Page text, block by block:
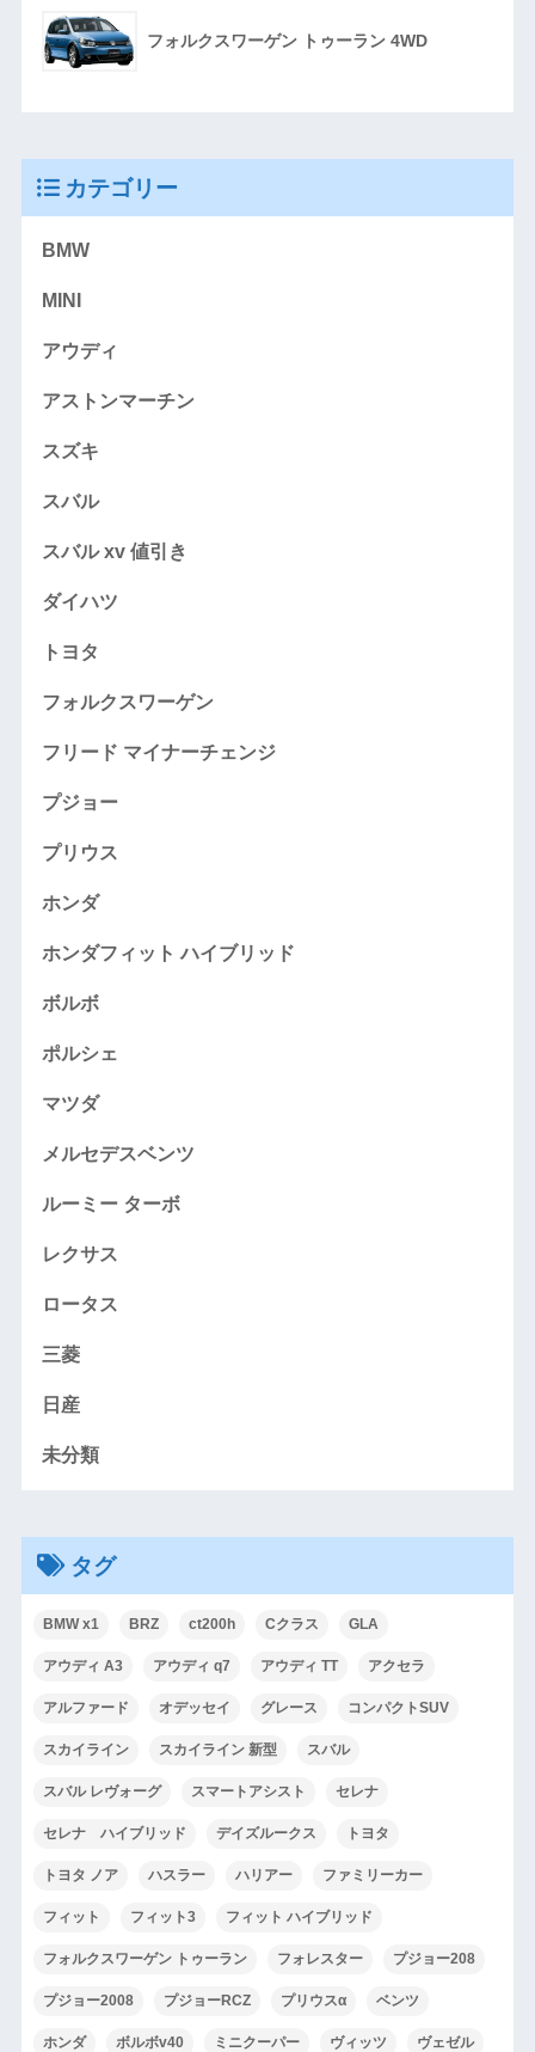
フォルクスワーゲン トゥーラン 4WD
カテゴリー
BMW
MINI
アウディ
アストンマーチン
スズキ
スバル
スバル xv 値引き
ダイハツ
トヨタ
フォルクスワーゲン
フリード マイナーチェンジ
プジョー
プリウス
ホンダ
ホンダフィット ハイブリッド
ボルボ
ポルシェ
マツダ
メルセデスベンツ
ルーミー ターボ
レクサス
ロータス
三菱
日産
未分類
タグ
BMW x1 BRZ ct200h Cクラス GLA
アウディ A3 アウディ q7 アウディ TT アクセラ
アルファード オデッセイ グレース コンパクトSUV
スカイライン スカイライン 新型 スバル
スバル レヴォーグ スマートアシスト セレナ
セレナ ハイブリッド デイズルークス トヨタ
トヨタ ノア ハスラー ハリアー ファミリーカー
フィット フィット3 フィット ハイブリッド
フォルクスワーゲン トゥーラン フォレスター プジョー208
プジョー2008 プジョーRCZ プリウスα ベンツ
ホンダ ボルボv40 ミニクーパー ヴィッツ ヴェゼル